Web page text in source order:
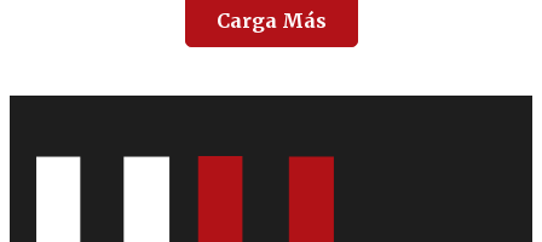
Carga Más